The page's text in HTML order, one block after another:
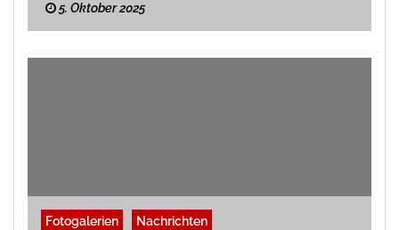
5. Oktober 2025
Fotogalerien Nachrichten